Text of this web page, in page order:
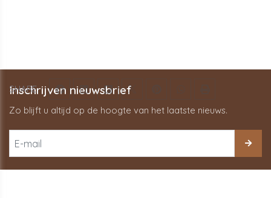
SHARE
Inschrijven nieuwsbrief
Zo blijft u altijd op de hoogte van het laatste nieuws.